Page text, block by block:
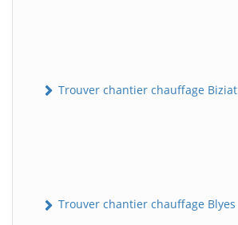
Trouver chantier chauffage Biziat
Trouver chantier chauffage Blyes